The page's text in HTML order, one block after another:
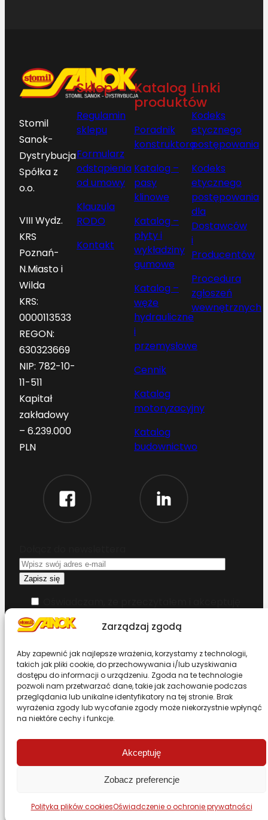
Zarządzaj zgodą
Aby zapewnić jak najlepsze wrażenia, korzystamy z technologii,
takich jak pliki cookie, do przechowywania i/lub uzyskiwania
dostępu do informacji o urządzeniu. Zgoda na te technologie
pozwoli nam przetwarzać dane, takie jak zachowanie podczas
przeglądania lub unikalne identyfikatory na tej stronie. Brak
wyrażenia zgody lub wycofanie zgody może niekorzystnie wpłynąć
na niektóre cechy i funkcje.
Akceptuję
Zobacz preferencje
Polityka plików cookiesOświadczenie o ochronie prywatności
Stomil
Sanok-
Dystrybucja
Spółka z
o.o.
VIII Wydz.
KRS
Poznań-
N.Miasto i
Wilda
KRS:
0000113533
REGON:
630323669
NIP: 782-10-
11-511
Kapitał
zakładowy
– 6.239.000
PLN
Sklep
Regulamin
sklepu
Formularz
odstąpienia
od umowy
Klauzula
RODO
Kontakt
Katalog
produktów
Poradnik
konstruktora
Katalog –
pasy
klinowe
Katalog –
płyty i
wykładziny
gumowe
Katalog –
węże
hydrauliczne
i
przemysłowe
Cennik
Katalog
motoryzacyjny
Katalog
budownictwo
Linki
Kodeks
etycznego
postępowania
Kodeks
etycznego
postępowania
dla
Dostawców
i
Producentów
Procedura
zgłoszeń
wewnętrznych
warunki korzystania z serwisu
Design & Code by Foxstudio.eu
Przewiń stronę do góry